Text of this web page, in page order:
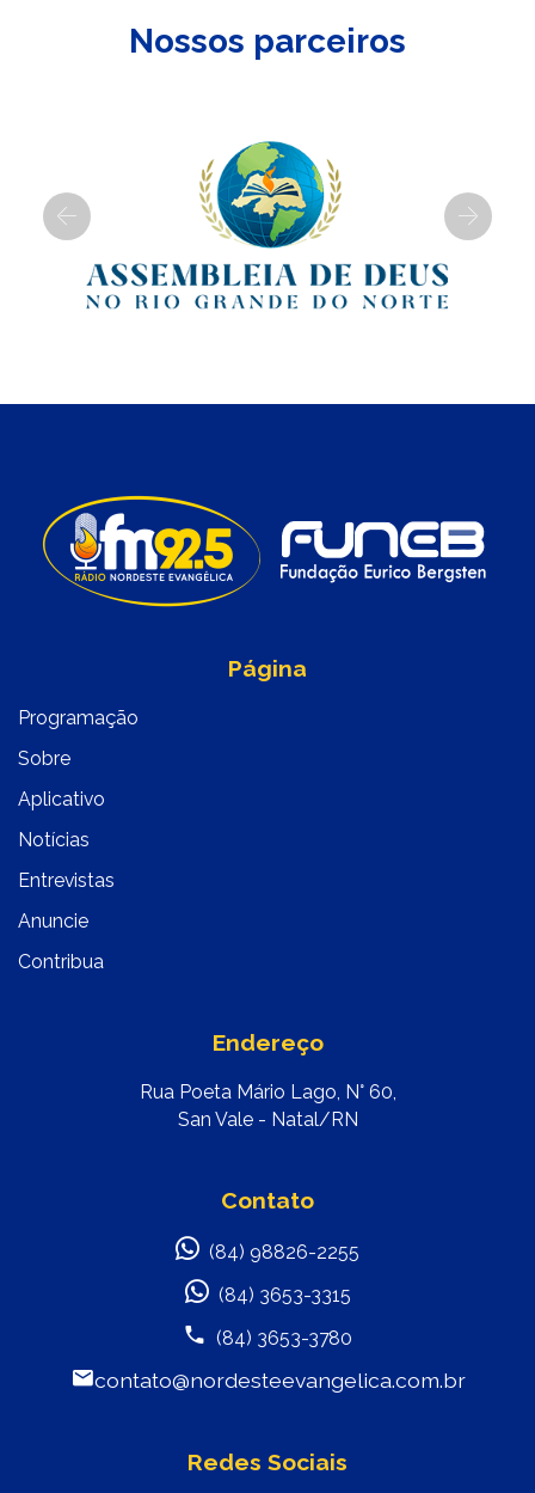
Nossos parceiros
Previous Next
Página
Programação
Sobre
Aplicativo
Notícias
Entrevistas
Anuncie
Contribua
Endereço
Rua Poeta Mário Lago, N° 60,
San Vale - Natal/RN
Contato
(84) 98826-2255
(84) 3653-3315
(84) 3653-3780
contato@nordesteevangelica.com.br
Redes Sociais